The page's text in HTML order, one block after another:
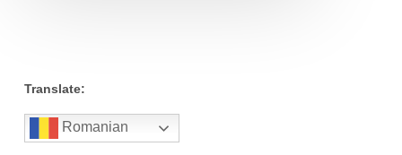
Translate:
Romanian